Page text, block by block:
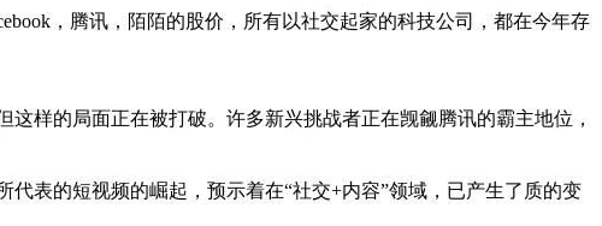
，腾讯，陌陌的股价，所有以社交起家的科技公司，都在今年存
样的局面正在被打破。许多新兴挑战者正在觊觎腾讯的霸主地位，
表的短视频的崛起，预示着在“社交+内容”领域，已产生了质的变